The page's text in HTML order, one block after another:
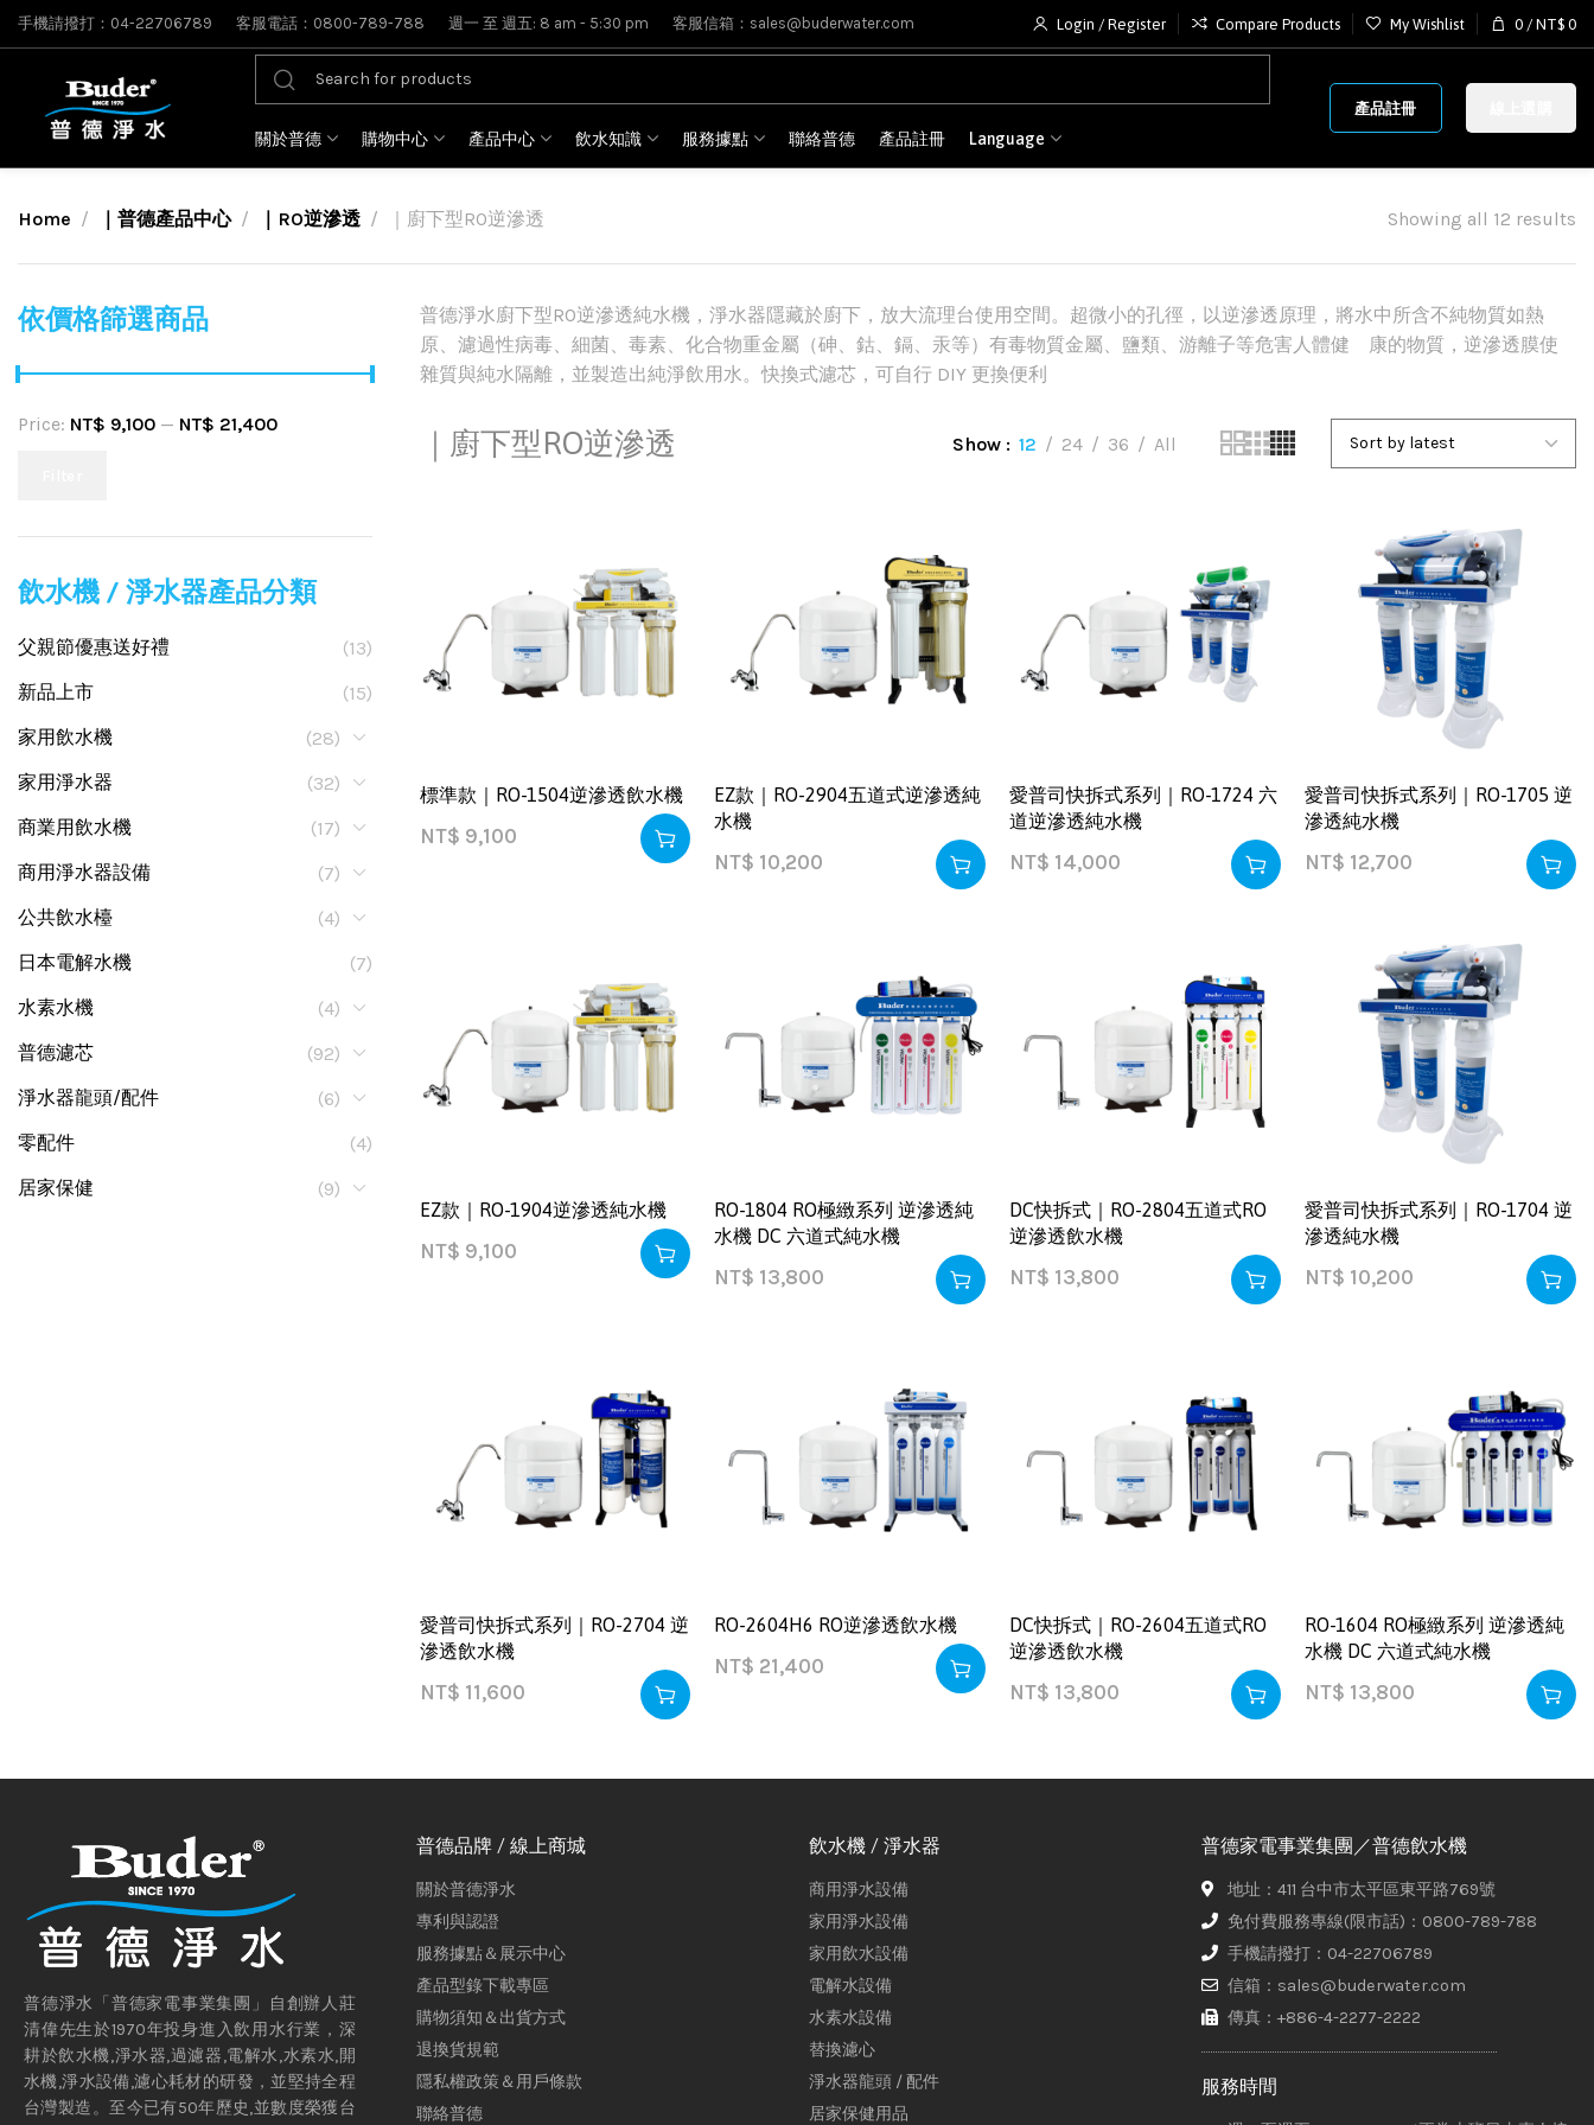
手機請撥打：04-22706789 客服電話：0800-789-788 週一 至 週五: 8 am - 5:30 pm 客服信箱：sales@buderwater.com Login / Register Compare Products My Wishlist 0 / NT$ 0
關於普德 購物中心 產品中心 飲水知識 服務據點 聯絡普德 產品註冊 Language
產品註冊
Home ｜普德產品中心 ｜RO逆滲透 ｜廚下型RO逆滲透 Showing all 12 results
依價格篩選商品
Price: NT$ 9,100 — NT$ 21,400
飲水機 / 淨水器產品分類
父親節優惠送好禮
(13)
新品上市
(15)
家用飲水機
(28)
家用淨水器
(32)
商業用飲水機
(17)
商用淨水器設備
(7)
公共飲水檯
(4)
日本電解水機
(7)
水素水機
(4)
普德濾芯
(92)
淨水器龍頭/配件
(6)
零配件
(4)
居家保健
(9)
普德淨水廚下型RO逆滲透純水機，淨水器隱藏於廚下，放大流理台使用空間。超微小的孔徑，以逆滲透原理，將水中所含不純物質如熱
原、濾過性病毒、細菌、毒素、化合物重金屬（砷、鈷、鎘、汞等）有毒物質金屬、鹽類、游離子等危害人體健 康的物質，逆滲透膜使
雜質與純水隔離，並製造出純淨飲用水。快換式濾芯，可自行 DIY 更換便利
｜廚下型RO逆滲透 Show 12 24 36 All
標準款｜RO-1504逆滲透飲水機
NT$ 9,100
EZ款｜RO-2904五道式逆滲透純
水機
NT$ 10,200
愛普司快拆式系列｜RO-1724 六
道逆滲透純水機
NT$ 14,000
愛普司快拆式系列｜RO-1705 逆
滲透純水機
NT$ 12,700
EZ款｜RO-1904逆滲透純水機
NT$ 9,100
RO-1804 RO極緻系列 逆滲透純
水機 DC 六道式純水機
NT$ 13,800
DC快拆式｜RO-2804五道式RO
逆滲透飲水機
NT$ 13,800
愛普司快拆式系列｜RO-1704 逆
滲透純水機
NT$ 10,200
愛普司快拆式系列｜RO-2704 逆
滲透飲水機
NT$ 11,600
RO-2604H6 RO逆滲透飲水機
NT$ 21,400
DC快拆式｜RO-2604五道式RO
逆滲透飲水機
NT$ 13,800
RO-1604 RO極緻系列 逆滲透純
水機 DC 六道式純水機
NT$ 13,800
普德淨水「普德家電事業集團」自創辦人莊
清偉先生於1970年投身進入飲用水行業，深
耕於飲水機,淨水器,過濾器,電解水,水素水,開
水機,淨水設備,濾心耗材的研發，並堅持全程
台灣製造。至今已有50年歷史,並數度榮獲台
普德品牌 / 線上商城
關於普德淨水
專利與認證
服務據點＆展示中心
產品型錄下載專區
購物須知＆出貨方式
退換貨規範
隱私權政策＆用戶條款
聯絡普德
飲水機 / 淨水器
商用淨水設備
家用淨水設備
家用飲水設備
電解水設備
水素水設備
替換濾心
淨水器龍頭 / 配件
居家保健用品
普德家電事業集團／普德飲水機
地址：411 台中市太平區東平路769號
免付費服務專線(限市話)：0800-789-788
手機請撥打：04-22706789
信箱：sales@buderwater.com
傳真：+886-4-2277-2222
服務時間